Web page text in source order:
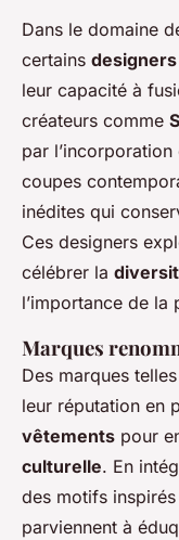
Dans le domaine
certains designers
leur capacité à
créateurs comme
par
coupes
inédites qui
Ces designers
célébrer la
l’importance de la
Marques
Des marques telles
leur réputation en
vêtements pour
culturelle. En
des motifs
parviennent à